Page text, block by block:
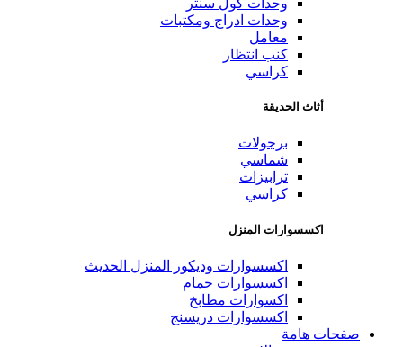
وحدات كول سنتر
وحدات ادراج ومكتبات
معامل
كنب انتظار
كراسي
أثاث الحديقة
برجولات
شماسي
ترابيزات
كراسي
اكسسوارات المنزل
اكسسوارات وديكور المنزل الحديث
اكسسوارات حمام
اكسوارات مطابخ
اكسسوارات دريسنج
صفحات هامة